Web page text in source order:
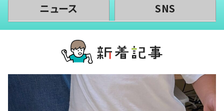
ニュース SNS